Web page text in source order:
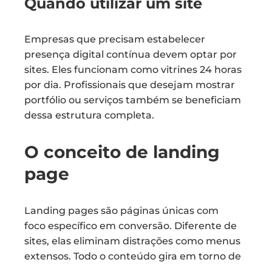
Empresas que precisam estabelecer
presença digital contínua devem optar por
sites. Eles funcionam como vitrines 24 horas
por dia. Profissionais que desejam mostrar
portfólio ou serviços também se beneficiam
dessa estrutura completa.
O conceito de landing
page
Landing pages são páginas únicas com
foco específico em conversão. Diferente de
sites, elas eliminam distrações como menus
extensos. Todo o conteúdo gira em torno de